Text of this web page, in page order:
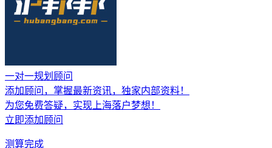
一对一规划顾问
添加顾问，掌握最新资讯，独家内部资料！
为您免费答疑，实现上海落户梦想！
立即添加顾问
测算完成